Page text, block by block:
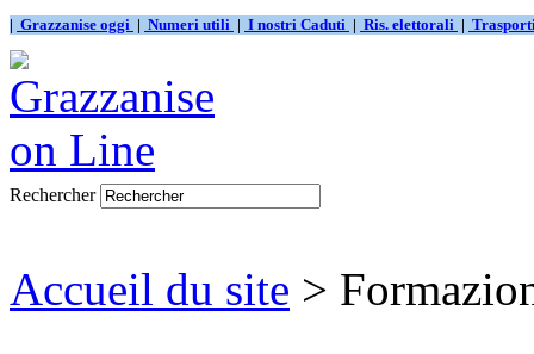
| Grazzanise oggi | Numeri utili | I nostri Caduti | Ris. elettorali |
Rechercher
Accueil du site >